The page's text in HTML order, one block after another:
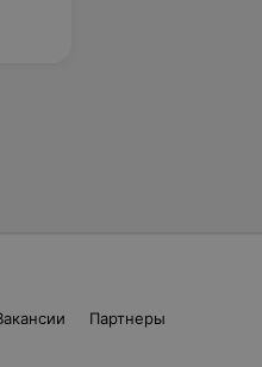
Партнеры